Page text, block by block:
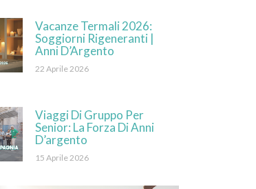
Vacanze Termali 2026:
Soggiorni Rigeneranti |
Anni D’Argento
22 Aprile 2026
Viaggi Di Gruppo Per
Senior: La Forza Di Anni
D’argento
15 Aprile 2026